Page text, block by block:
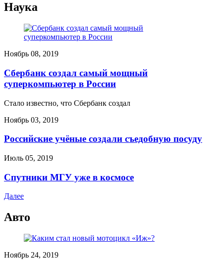
Наука
Ноябрь 08, 2019
Сбербанк создал самый мощный
суперкомпьютер в России
Стало известно, что Сбербанк создал
Ноябрь 03, 2019
Российские учёные создали съедобную посуду
Июль 05, 2019
Спутники МГУ уже в космосе
Далее
Авто
Ноябрь 24, 2019